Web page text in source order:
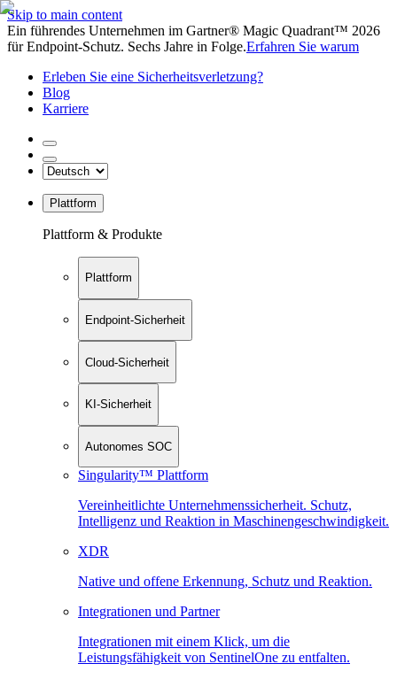
Skip to main content
Ein führendes Unternehmen im Gartner® Magic Quadrant™ 2026
für Endpoint-Schutz. Sechs Jahre in Folge.Erfahren Sie warum
Erleben Sie eine Sicherheitsverletzung?
Blog
Karriere
Plattform
Plattform & Produkte
Plattform
Endpoint-Sicherheit
Cloud-Sicherheit
KI-Sicherheit
Autonomes SOC
Singularity™ Plattform
Vereinheitlichte Unternehmenssicherheit. Schutz,
Intelligenz und Reaktion in Maschinen­geschwindigkeit.
XDR
Native und offene Erkennung, Schutz und Reaktion.
Integrationen und Partner
Integrationen mit einem Klick, um die
Leistungsfähigkeit von SentinelOne zu entfalten.